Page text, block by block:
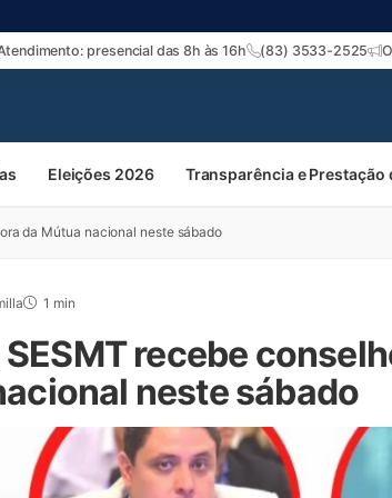
presencial das 8h às 16h (83) 3533-2525
Eleições 2026 Transparência e Prestação
da Mútua nacional neste sábado
1 min
recebe
neste sábado